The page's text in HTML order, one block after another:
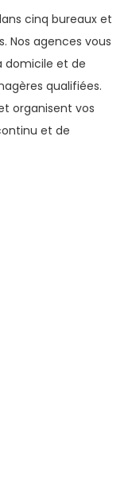
cinq bureaux et
Nos agences vous
domicile et de
qualifiées.
organisent vos
et de